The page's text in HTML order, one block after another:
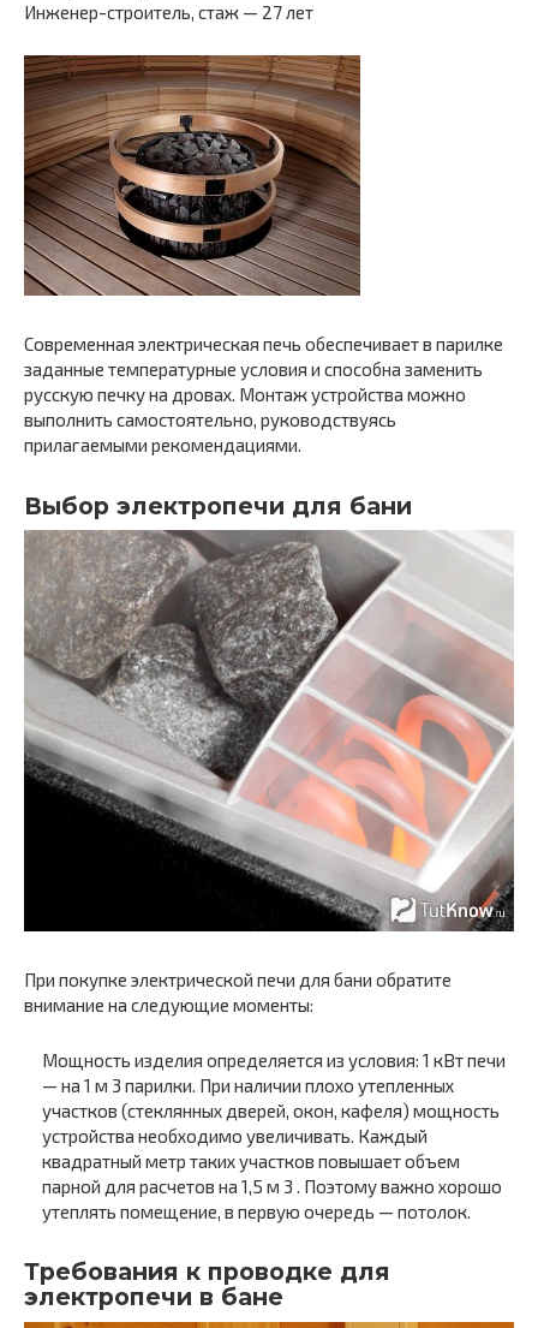
Инженер-строитель, стаж — 27 лет
Современная электрическая печь обеспечивает в парилке
заданные температурные условия и способна заменить
русскую печку на дровах. Монтаж устройства можно
выполнить самостоятельно, руководствуясь
прилагаемыми рекомендациями.
Выбор электропечи для бани
При покупке электрической печи для бани обратите
внимание на следующие моменты:
Мощность изделия определяется из условия: 1 кВт печи
— на 1 м 3 парилки. При наличии плохо утепленных
участков (стеклянных дверей, окон, кафеля) мощность
устройства необходимо увеличивать. Каждый
квадратный метр таких участков повышает объем
парной для расчетов на 1,5 м 3 . Поэтому важно хорошо
утеплять помещение, в первую очередь — потолок.
Требования к проводке для
электропечи в бане